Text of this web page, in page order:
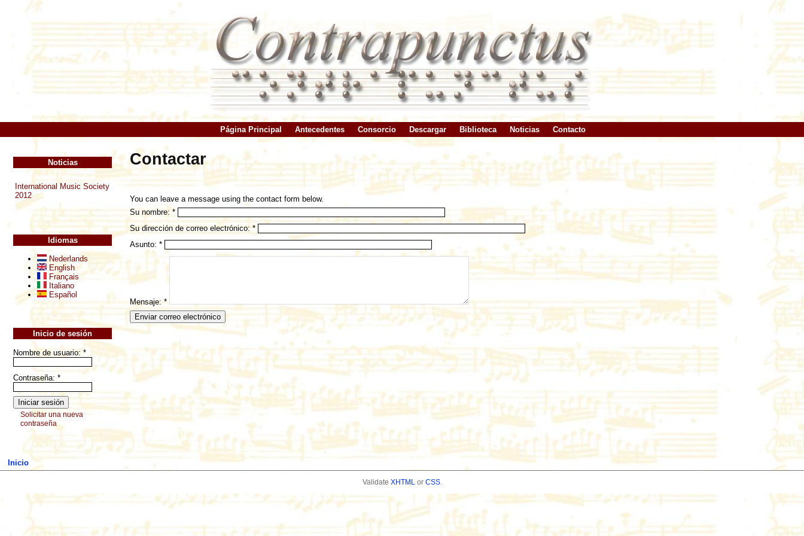
Página Principal Antecedentes Consorcio Descargar Biblioteca Noticias Contacto
Noticias
International Music Society
2012
Idiomas
Nederlands
English
Français
Italiano
Español
Inicio de sesión
Nombre de usuario: *
Contraseña: *
Solicitar una nueva
contraseña
Contactar
You can leave a message using the contact form below.
Su nombre:*
Su dirección de correo electrónico:*
Asunto:*
Mensaje:*
Inicio
Validate XHTMLor CSS.